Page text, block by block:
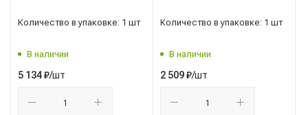
Количество в упаковке: 1 шт
В наличии
5 134₽/шт
Количество в упаковке: 1 шт
В наличии
2 509₽/шт